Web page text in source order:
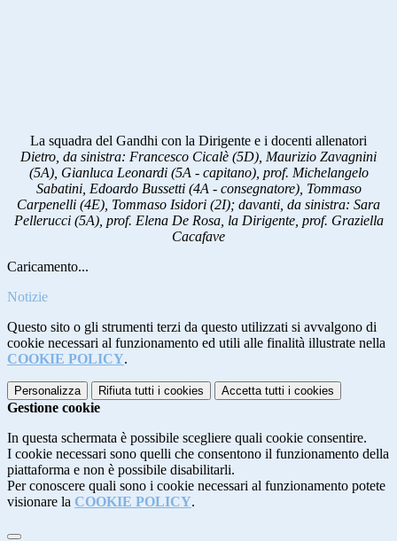
La squadra del Gandhi con la Dirigente e i docenti allenatori
Dietro, da sinistra: Francesco Cicalè (5D), Maurizio Zavagnini
(5A), Gianluca Leonardi (5A - capitano), prof. Michelangelo
Sabatini, Edoardo Bussetti (4A - consegnatore), Tommaso
Carpenelli (4E), Tommaso Isidori (2I); davanti, da sinistra: Sara
Pellerucci (5A), prof. Elena De Rosa, la Dirigente, prof. Graziella
Cacafave
Caricamento...
Notizie
Questo sito o gli strumenti terzi da questo utilizzati si avvalgono di
cookie necessari al funzionamento ed utili alle finalità illustrate nella
COOKIE POLICY.
Personalizza Rifiuta tutti i cookies Accetta tutti i cookies
Gestione cookie
In questa schermata è possibile scegliere quali cookie consentire.
I cookie necessari sono quelli che consentono il funzionamento della
piattaforma e non è possibile disabilitarli.
Per conoscere quali sono i cookie necessari al funzionamento potete
visionare la COOKIE POLICY.